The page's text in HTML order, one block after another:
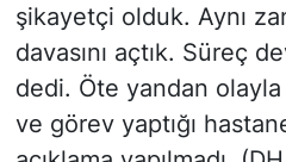
şikayetçi olduk. Aynı
davasını açtık. Süreç
dedi. Öte yandan
ve görev yaptığı